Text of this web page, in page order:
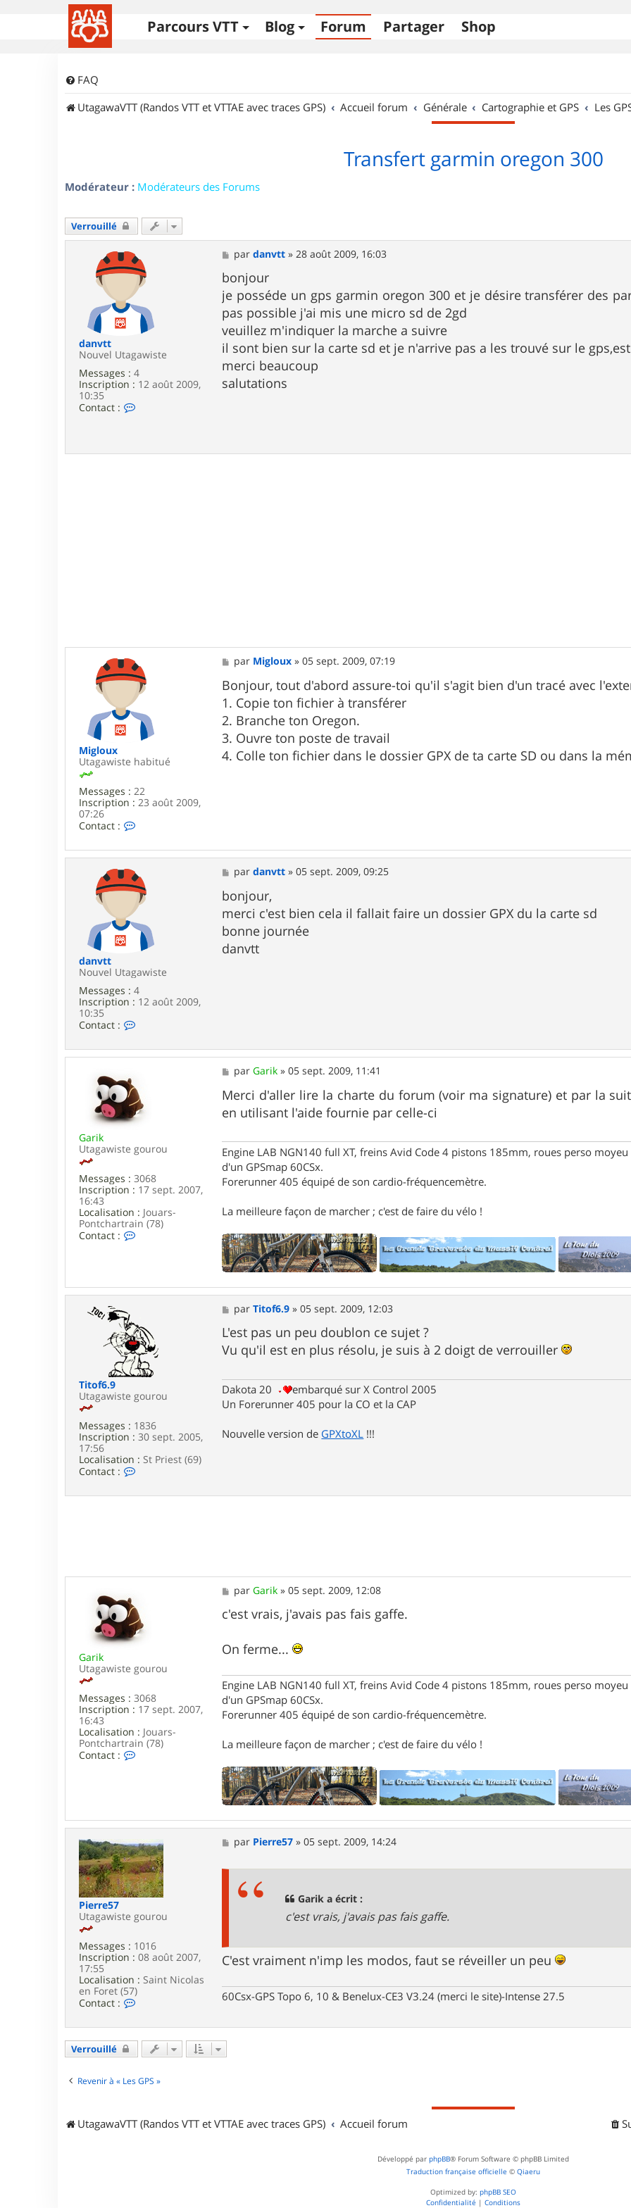
Parcours VTT Blog Forum Partager Shop
FAQ
UtagawaVTT (Randos VTT et VTTAE avec traces GPS)
Accueil forum Générale Cartographie et GPS Les
Transfert garmin oregon 300
Modérateur : Modérateurs des Forums
Verrouillé
danvtt
Nouvel Utagawiste
Messages : 4
Inscription : 12 août 2009,
10:35
Contact :
a
M
e
s
s
a
g
e
pardanvtt »28 août 2009, 16:03
bonjour
je posséde un gps garmin oregon 300 et je désire transférer des
pas possible j'ai mis une micro sd de 2gd
veuillez m'indiquer la marche a suivre
il sont bien sur la carte sd et je n'arrive pas a les trouvé sur le
merci beaucoup
salutations
Migloux
Utagawiste habitué
Messages : 22
Inscription : 23 août 2009,
07:26
Contact :
n
t
c
t
e
M
g
o
x
M
e
s
s
a
e
par Migloux »05 sept. 2009, 07:19
Bonjour, tout d'abord assure-toi qu'il s'agit bien d'un tracé avec
1. Copie ton fichier à transférer
2. Branche ton Oregon.
3. Ouvre ton poste de travail
4. Colle ton fichier dans le dossier GPX de ta carte SD ou dans la
danvtt
Nouvel Utagawiste
Messages : 4
Inscription : 12 août 2009,
10:35
Contact :
t
t
e
r
d
n
v
t
M
e
s
s
a
g
e
pardanvtt »05 sept. 2009, 09:25
bonjour,
merci c'est bien cela il fallait faire un dossier GPX du la carte sd
bonne journée
danvtt
Garik
Utagawiste gourou
Messages : 3068
Inscription : 17 sept. 2007,
16:43
Localisation : Jouars-
Pontchartrain (78)
Contact :
c
r
G
a
r
i
k
M
e
s
s
a
parGarik »05 sept. 2009, 11:41
Merci d'aller lire la charte du forum (voir ma signature) et par la
en utilisant l'aide fournie par celle-ci
Engine LAB NGN140 full XT, freins Avid Code 4 pistons 185mm, roues perso
d'un GPSmap 60CSx.
Forerunner 405 équipé de son cardio-fréquencemètre.
La meilleure façon de marcher ; c'est de faire du vélo !
Titof6.9
Utagawiste gourou
Messages : 1836
Inscription : 30 sept. 2005,
17:56
Localisation : St Priest (69)
Contact :
f
6
.
M
e
s
s
a
parTitof6.9 »05 sept. 2009, 12:03
L'est pas un peu doublon ce sujet ?
Vu qu'il est en plus résolu, je suis à 2 doigt de verrouiller
Dakota 20
embarqué sur X Control 2005
Un Forerunner 405 pour la CO et la CAP
Nouvelle version de GPXtoXL !!!
Garik
Utagawiste gourou
Messages : 3068
Inscription : 17 sept. 2007,
16:43
Localisation : Jouars-
Pontchartrain (78)
Contact :
t
e
r
G
a
r
i
k
M
e
s
s
g
e
parGarik »05 sept. 2009, 12:08
c'est vrais, j'avais pas fais gaffe.
On ferme...
Engine LAB NGN140 full XT, freins Avid Code 4 pistons 185mm, roues perso
d'un GPSmap 60CSx.
Forerunner 405 équipé de son cardio-fréquencemètre.
La meilleure façon de marcher ; c'est de faire du vélo !
Pierre57
Utagawiste gourou
Messages : 1016
Inscription : 08 août 2007,
17:55
Localisation : Saint Nicolas
en Foret (57)
Contact :
c
e
e
M
e
par Pierre57 »05 sept. 2009, 14:24
Garik a écrit :
c'est vrais, j'avais pas fais gaffe.
C'est vraiment n'imp les modos, faut se réveiller un peu
60Csx-GPS Topo 6, 10 & Benelux-CE3 V3.24 (merci le site)-Intense 27.5
Verrouillé
Revenir à « Les GPS »
UtagawaVTT (Randos VTT et VTTAE avec traces GPS) Accueil forum
Développé par phpBB® Forum Software © phpBB Limited
Traduction française officielle © Qiaeru
Optimized by: phpBB SEO
Confidentialité | Conditions